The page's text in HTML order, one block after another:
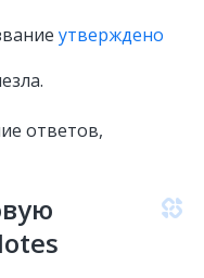
утверждено
ответов,